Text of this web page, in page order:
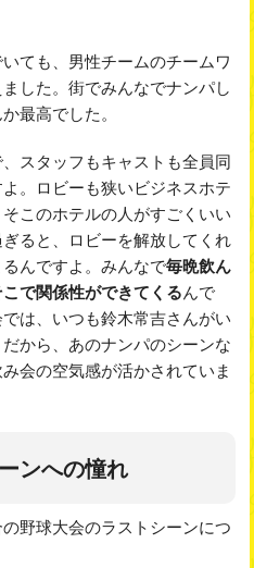
ても、男性チームのチームワ
した。街でみんなでナンパし
最高でした。
、スタッフもキャストも全員同
。ロビーも狭いビジネスホテ
このホテルの人がすごくいい
ると、ロビーを解放してくれ
んですよ。みんなで毎晩飲ん
で関係性ができてくるんで
は、いつも鈴木常吉さんがい
から、あのナンパのシーンな
会の空気感が活かされていま
ンへの憧れ
野球大会のラストシーンにつ